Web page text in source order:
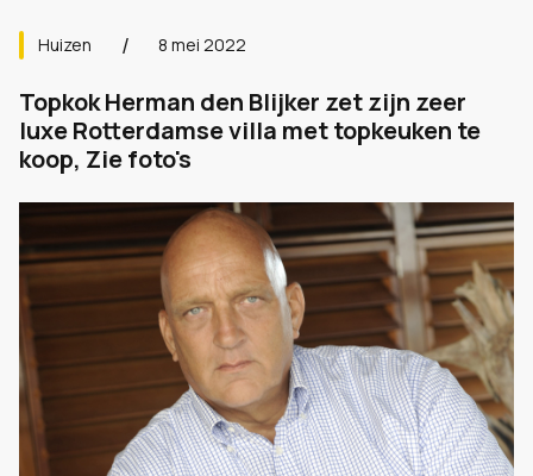
Huizen 8 mei 2022
Topkok Herman den Blijker zet zijn zeer
luxe Rotterdamse villa met topkeuken te
koop, Zie foto's